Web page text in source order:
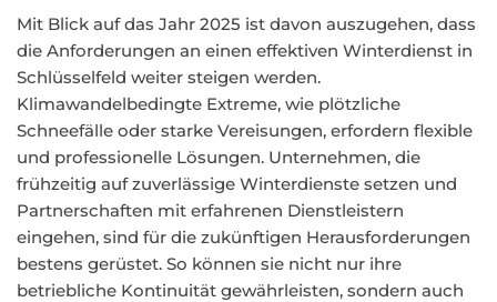
Mit Blick auf das Jahr 2025 ist davon auszugehen, dass
die Anforderungen an einen effektiven Winterdienst in
Schlüsselfeld weiter steigen werden.
Klimawandelbedingte Extreme, wie plötzliche
Schneefälle oder starke Vereisungen, erfordern flexible
und professionelle Lösungen. Unternehmen, die
frühzeitig auf zuverlässige Winterdienste setzen und
Partnerschaften mit erfahrenen Dienstleistern
eingehen, sind für die zukünftigen Herausforderungen
bestens gerüstet. So können sie nicht nur ihre
betriebliche Kontinuität gewährleisten, sondern auch